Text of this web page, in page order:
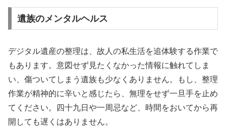
遺族のメンタルヘルス
デジタル遺産の整理は、故人の私生活を追体験する作業で
もあります。意図せず見たくなかった情報に触れてしま
い、傷ついてしまう遺族も少なくありません。もし、整理
作業が精神的に辛いと感じたら、無理をせず一旦手を止め
てください。四十九日や一周忌など、時間をおいてから再
開しても遅くはありません。